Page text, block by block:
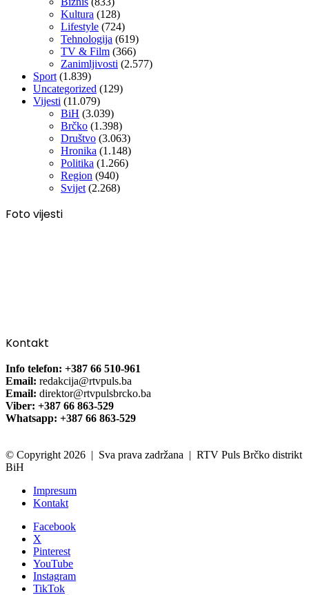
Kultura (128)
Lifestyle (724)
Tehnologija (619)
TV & Film (366)
Zanimljivosti (2.577)
Sport (1.839)
Uncategorized (129)
Vijesti (11.079)
BiH (3.039)
Brčko (1.398)
Društvo (3.063)
Hronika (1.148)
Politika (1.266)
Region (940)
Svijet (2.268)
Foto vijesti
Kontakt
Info telefon: +387 66 510-961
Email: redakcija@rtvpuls.ba
Email: direktor@rtvpulsbrcko.ba
Viber: +387 66 863-529
Whatsapp: +387 66 863-529
© Copyright 2026 | Sva prava zadržana | RTV Puls Brčko distrikt
BiH
Impresum
Kontakt
Facebook
X
Pinterest
YouTube
Instagram
TikTok